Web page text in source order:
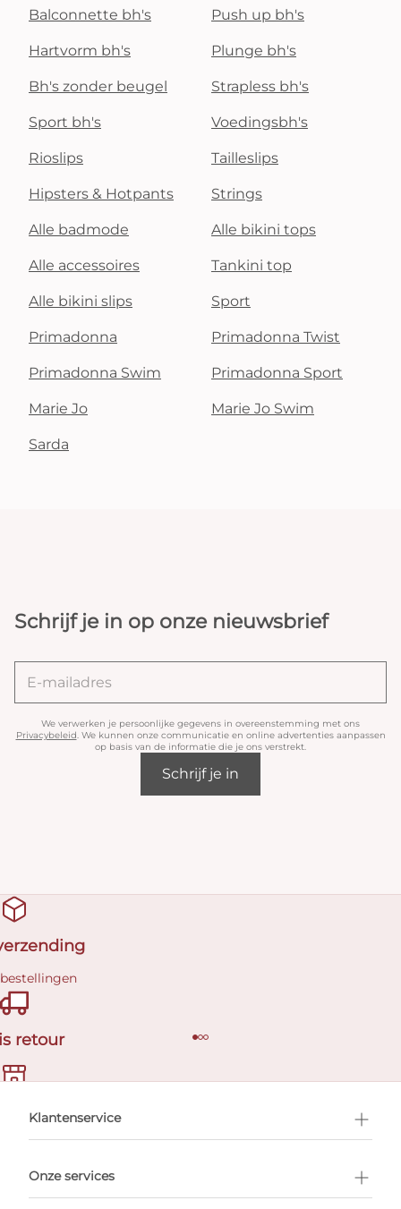
Balconnette bh's Push up bh's
Hartvorm bh's Plunge bh's
Bh's zonder beugel Strapless bh's
Sport bh's Voedingsbh's
Rioslips Tailleslips
Hipsters & Hotpants Strings
Alle badmode Alle bikini tops
Alle accessoires Tankini top
Alle bikini slips Sport
Primadonna Primadonna Twist
Primadonna Swim Primadonna Sport
Marie Jo Marie Jo Swim
Sarda
Schrijf je in op onze nieuwsbrief
We verwerken je persoonlijke gegevens in overeenstemming met ons
Privacybeleid. We kunnen onze communicatie en online advertenties aanpassen
op basis van de informatie die je ons verstrekt.
Schrijf je in
retour
afspraak
Klantenservice
Onze services